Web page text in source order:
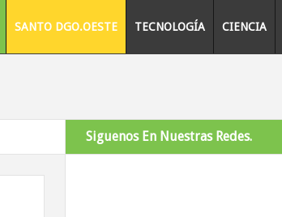
SANTO DGO.OESTE TECNOLOGÍA CIENCIA
Siguenos En Nuestras Redes.